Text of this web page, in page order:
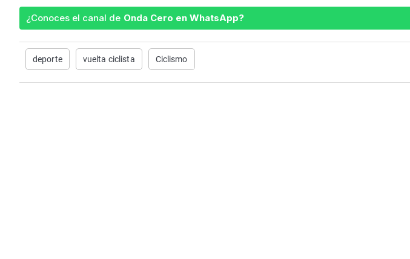
¿Conoces el canal de Onda Cero en WhatsApp?
deporte vuelta ciclista Ciclismo